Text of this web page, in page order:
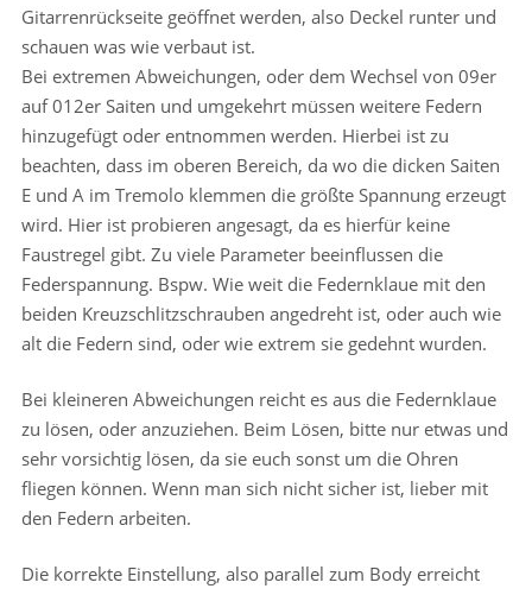
Gitarrenrückseite geöffnet werden, also Deckel runter und
schauen was wie verbaut ist.
Bei extremen Abweichungen, oder dem Wechsel von 09er
auf 012er Saiten und umgekehrt müssen weitere Federn
hinzugefügt oder entnommen werden. Hierbei ist zu
beachten, dass im oberen Bereich, da wo die dicken Saiten
E und A im Tremolo klemmen die größte Spannung erzeugt
wird. Hier ist probieren angesagt, da es hierfür keine
Faustregel gibt. Zu viele Parameter beeinflussen die
Federspannung. Bspw. Wie weit die Federnklaue mit den
beiden Kreuzschlitzschrauben angedreht ist, oder auch wie
alt die Federn sind, oder wie extrem sie gedehnt wurden.
Bei kleineren Abweichungen reicht es aus die Federnklaue
zu lösen, oder anzuziehen. Beim Lösen, bitte nur etwas und
sehr vorsichtig lösen, da sie euch sonst um die Ohren
fliegen können. Wenn man sich nicht sicher ist, lieber mit
den Federn arbeiten.
Die korrekte Einstellung, also parallel zum Body erreicht